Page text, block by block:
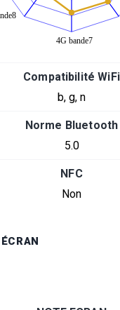
Compatibilité WiFi
b, g, n
Norme Bluetooth
5.0
NFC
Non